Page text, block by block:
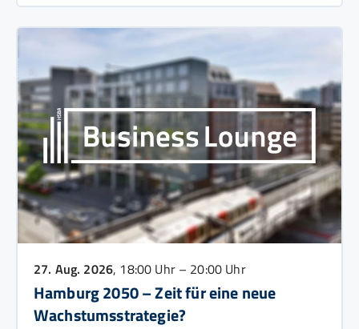
27. Aug. 2026, 18:00 Uhr – 20:00 Uhr
Hamburg 2050 – Zeit für eine neue
Wachstumsstrategie?